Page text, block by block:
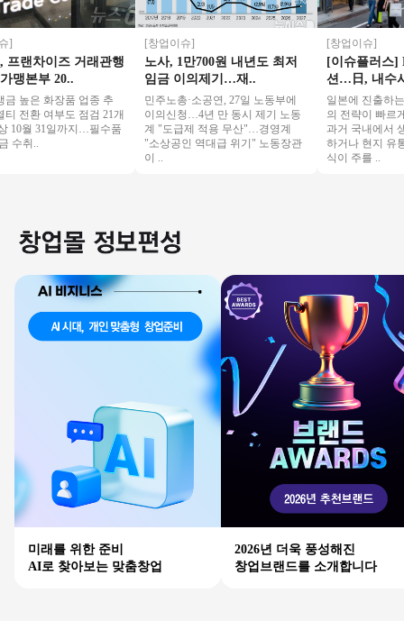
차이즈 거래관행
본부 20..
은 화장품 업종 추
환 여부도 점검 21개
월 31일까지…필수품
취..
[창업이슈]
노사, 1만700원 내년도 최저
임금 이의제기…재..
민주노총·소공연, 27일 노동부에
이의신청…4년 만 동시 제기 노동
계 "도급제 적용 무산"…경영계
"소상공인 역대급 위기" 노동장관
이 ..
[창업이슈]
[이슈플러스] K
션…日, 내수시..
일본에 진출하는
의 전략이 빠르게
과거 국내에서 생
하거나 현지 유통
식이 주를 ..
미래를 위한 준비
AI로 찾아보는 맞춤창업
2026년 더욱 풍성해진
창업브랜드를 소개합니다